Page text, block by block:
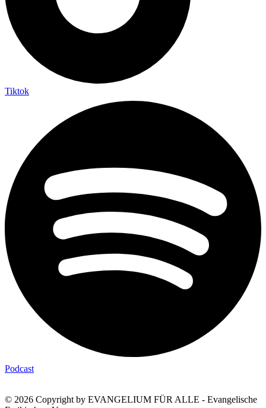
Tiktok
Podcast
© 2026 Copyright by EVANGELIUM FÜR ALLE - Evangelische